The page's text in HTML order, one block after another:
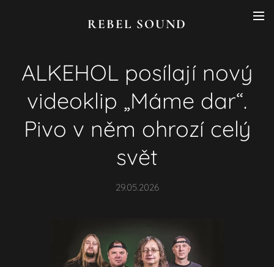
REBEL SOUND
ALKEHOL posílají nový
videoklip „Máme dar“.
Pivo v něm ohrozí celý
svět
29.05.2026